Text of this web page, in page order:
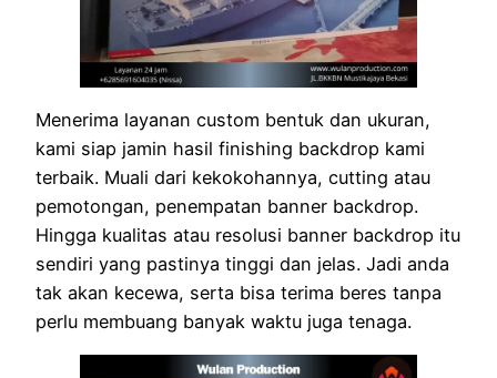
Menerima layanan custom bentuk dan ukuran,
kami siap jamin hasil finishing backdrop kami
terbaik. Muali dari kekokohannya, cutting atau
pemotongan, penempatan banner backdrop.
Hingga kualitas atau resolusi banner backdrop itu
sendiri yang pastinya tinggi dan jelas. Jadi anda
tak akan kecewa, serta bisa terima beres tanpa
perlu membuang banyak waktu juga tenaga.